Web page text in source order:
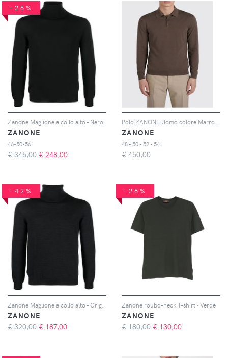
-28%
Zanone Maglione a collo alto - Nero
ZANONE
46-50-56
€ 345,00 € 248,00
ZANONE
48 - 50 - 52 - 54
€ 450,00
-42%
ZANONE
€ 320,00 € 187,00
-28%
Zanone roubd-neck T-shirt - Verde
ZANONE
€ 180,00 € 130,00